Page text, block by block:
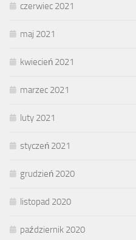
czerwiec 2021
maj 2021
kwiecień 2021
marzec 2021
luty 2021
styczeń 2021
grudzień 2020
listopad 2020
październik 2020